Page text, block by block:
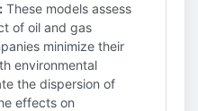
These models assess
of oil and gas
minimize their
environmental
the dispersion of
effects on